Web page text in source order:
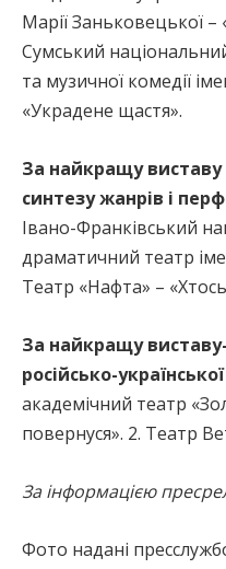
Марії Заньковецької –
Сумський
та музичної комедії
«Украдене щастя».
За найкращу
синтезу жанрів і
Івано-Франківський
драматичний театр
Театр «Нафта» – «Хтось
За найкращу
російсько-
академічний театр
повернуся». 2. Театр
За інформацією
Фото надані